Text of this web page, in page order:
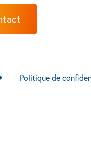
Politique de